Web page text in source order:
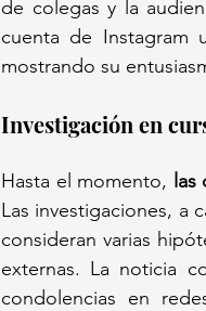
de colegas y la
cuenta de Instagram
mostrando su
Investigación en
Hasta el momento,
Las investigaciones, a
consideran varias
externas. La noticia
condolencias en